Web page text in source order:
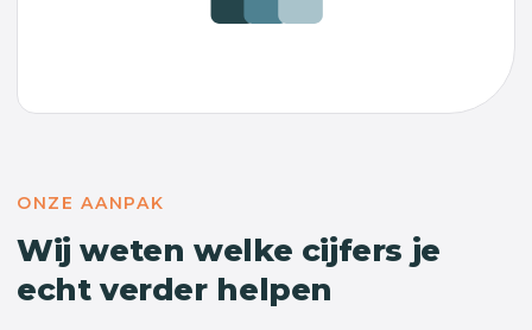
ONZE AANPAK
Wij weten welke cijfers je
echt verder helpen